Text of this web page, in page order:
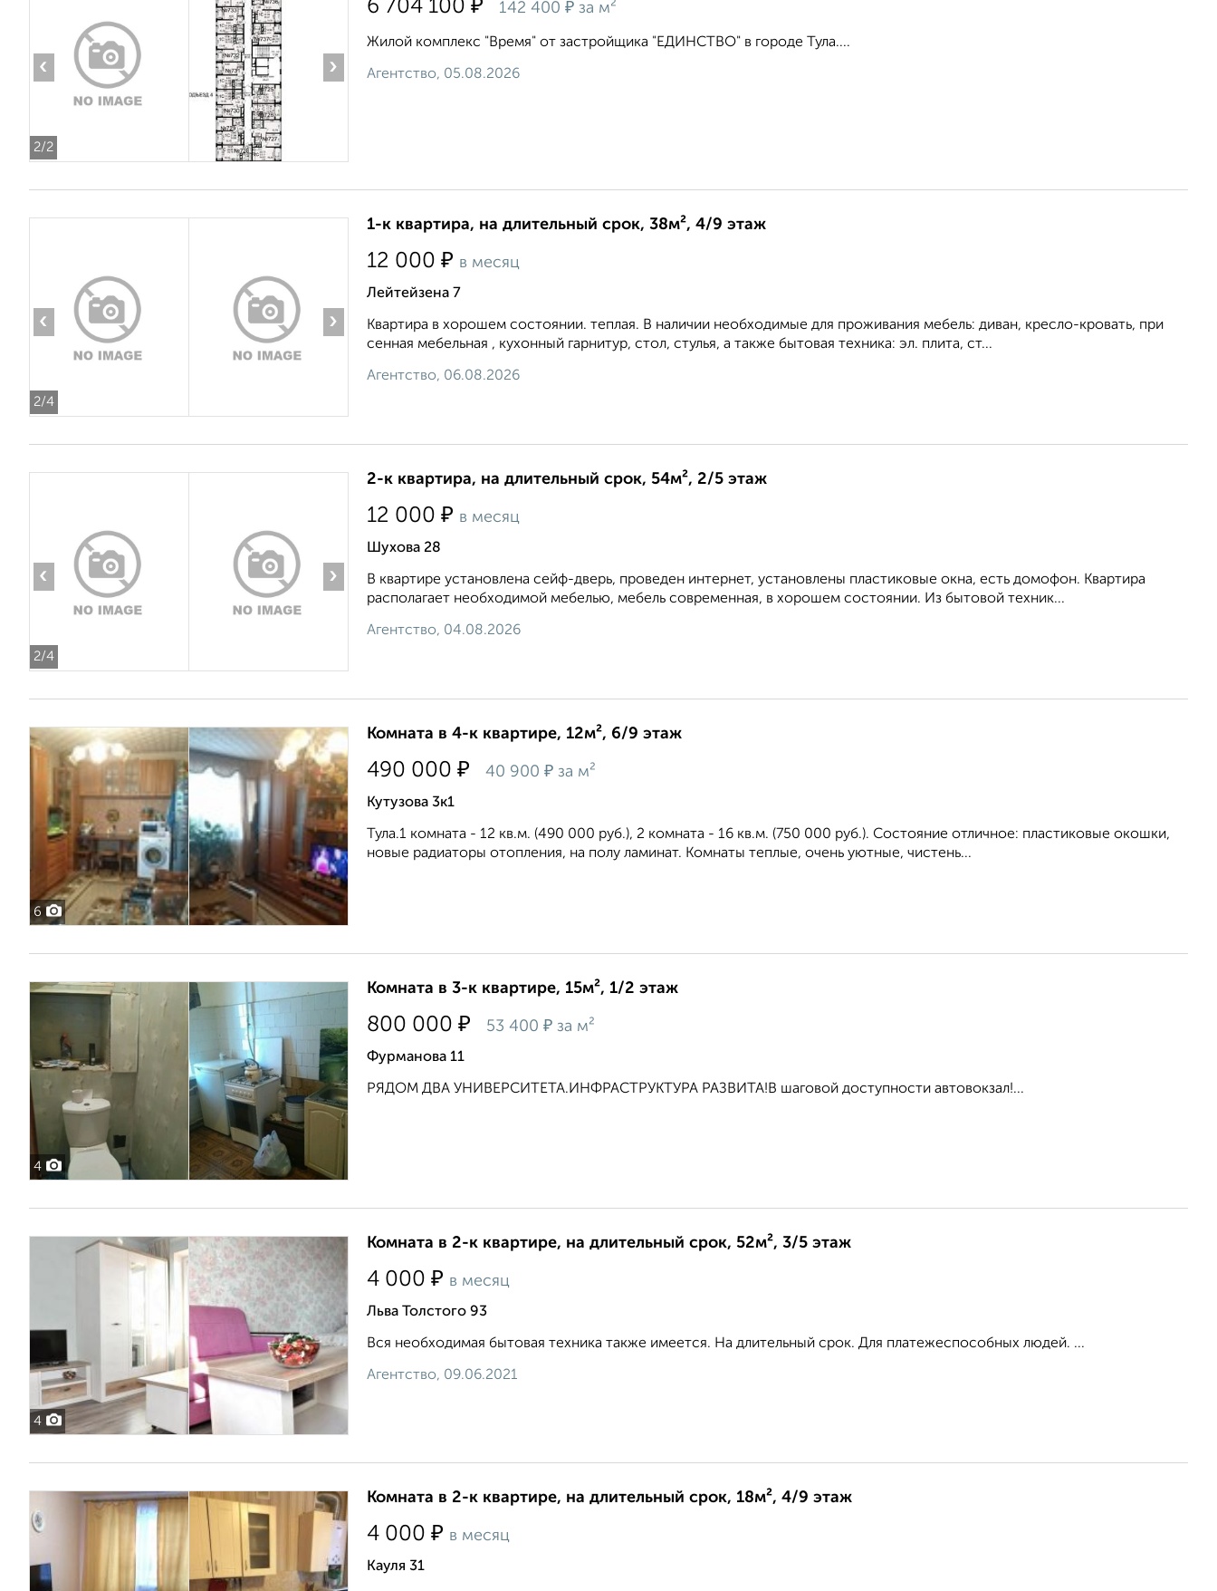
2/2
‹ ›
6 704 100 ₽ 142 400 ₽ за м²
Жилой комплекс "Время" от застройщика "ЕДИНСТВО" в городе Тула....
Агентство, 05.08.2026
2/4
‹ ›
1-к квартира, на длительный срок, 38м², 4/9 этаж
12 000 ₽ в месяц
Лейтейзена 7
Квартира в хорошем состоянии. теплая. В наличии необходимые для проживания мебель: диван, кресло-кровать, при
сенная мебельная , кухонный гарнитур, стол, стулья, а также бытовая техника: эл. плита, ст...
Агентство, 06.08.2026
2/4
‹ ›
2-к квартира, на длительный срок, 54м², 2/5 этаж
12 000 ₽ в месяц
Шухова 28
В квартире установлена сейф-дверь, проведен интернет, установлены пластиковые окна, есть домофон. Квартира
располагает необходимой мебелью, мебель современная, в хорошем состоянии. Из бытовой техник...
Агентство, 04.08.2026
6
Комната в 4-к квартире, 12м², 6/9 этаж
490 000 ₽ 40 900 ₽ за м²
Кутузова 3к1
Тула.1 комната - 12 кв.м. (490 000 руб.), 2 комната - 16 кв.м. (750 000 руб.). Состояние отличное: пластиковые окошки,
новые радиаторы отопления, на полу ламинат. Комнаты теплые, очень уютные, чистень...
4
Комната в 3-к квартире, 15м², 1/2 этаж
800 000 ₽ 53 400 ₽ за м²
Фурманова 11
РЯДОМ ДВА УНИВЕРСИТЕТА.ИНФРАСТРУКТУРА РАЗВИТА!В шаговой доступности автовокзал!...
4
Комната в 2-к квартире, на длительный срок, 52м², 3/5 этаж
4 000 ₽ в месяц
Льва Толстого 93
Вся необходимая бытовая техника также имеется. На длительный срок. Для платежеспособных людей. ...
Агентство, 09.06.2021
Комната в 2-к квартире, на длительный срок, 18м², 4/9 этаж
4 000 ₽ в месяц
Кауля 31